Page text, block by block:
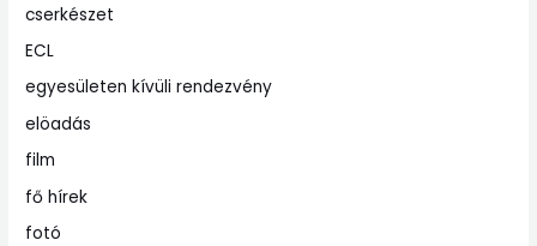
cserkészet
ECL
egyesületen kívüli rendezvény
elöadás
film
fő hírek
fotó